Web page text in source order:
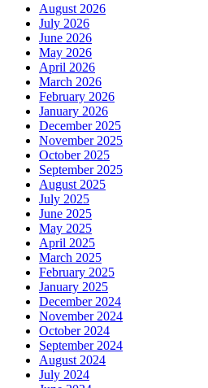
August 2026
July 2026
June 2026
May 2026
April 2026
March 2026
February 2026
January 2026
December 2025
November 2025
October 2025
September 2025
August 2025
July 2025
June 2025
May 2025
April 2025
March 2025
February 2025
January 2025
December 2024
November 2024
October 2024
September 2024
August 2024
July 2024